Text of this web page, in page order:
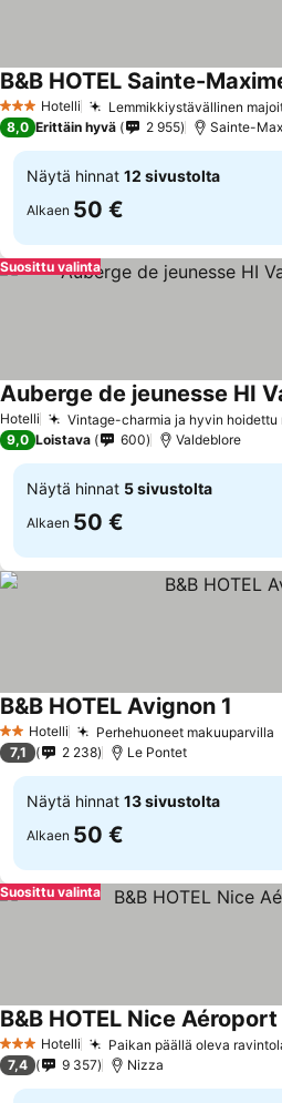
3 Tähtiluokitus
Hotelli Lemmikkiystävällinen
Katso hinnat
8,0 Erittäin hyvä 2 955 Sainte-
Näytä hinnat 12 sivustolta
Alkaen 50 €
Suosittu valinta
Hotelli Vintage-charmia ja hyvin hoidettu
Katso hinnat
9,0 Loistava 600 Valdeblore
Näytä hinnat 5 sivustolta
Alkaen 50 €
2 Tähtiluokitus
Hotelli Perhehuoneet makuuparvilla
B&B HOTEL Avignon 1
7,1 2 238 Le Pontet
Näytä hinnat 13 sivustolta
Alkaen 50 €
Suosittu valinta
3 Tähtiluokitus
Hotelli Paikan päällä oleva
B&B HOTEL Nice
7,4 9 357 Nizza